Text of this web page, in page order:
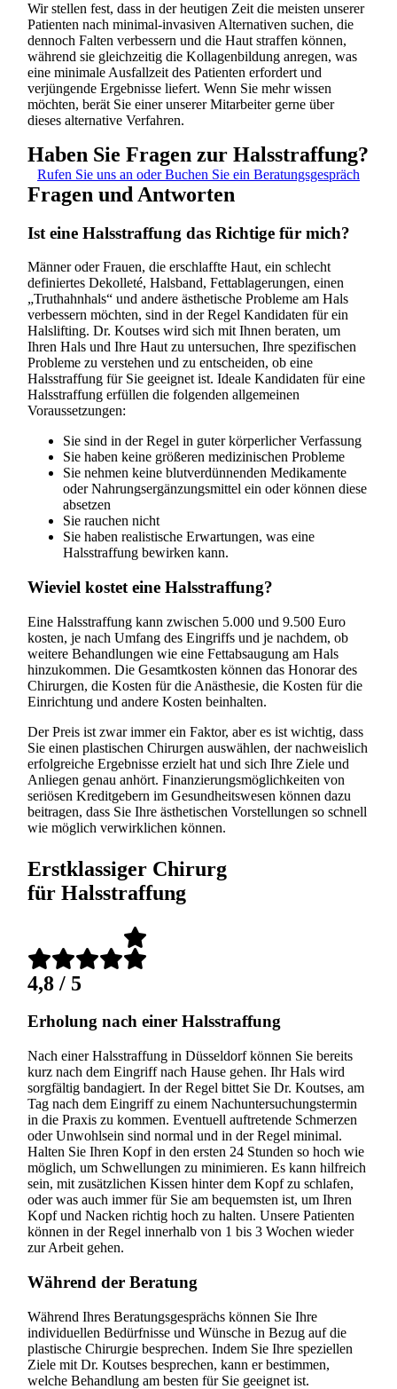
Wir stellen fest, dass in der heutigen Zeit die meisten unserer
Patienten nach minimal-invasiven Alternativen suchen, die
dennoch Falten verbessern und die Haut straffen können,
während sie gleichzeitig die Kollagenbildung anregen, was
eine minimale Ausfallzeit des Patienten erfordert und
verjüngende Ergebnisse liefert. Wenn Sie mehr wissen
möchten, berät Sie einer unserer Mitarbeiter gerne über
dieses alternative Verfahren.
Haben Sie Fragen zur Halsstraffung?
Rufen Sie uns an oder Buchen Sie ein Beratungsgespräch
Fragen und Antworten
Ist eine Halsstraffung das Richtige für mich?
Männer oder Frauen, die erschlaffte Haut, ein schlecht
definiertes Dekolleté, Halsband, Fettablagerungen, einen
„Truthahnhals“ und andere ästhetische Probleme am Hals
verbessern möchten, sind in der Regel Kandidaten für ein
Halslifting. Dr. Koutses wird sich mit Ihnen beraten, um
Ihren Hals und Ihre Haut zu untersuchen, Ihre spezifischen
Probleme zu verstehen und zu entscheiden, ob eine
Halsstraffung für Sie geeignet ist. Ideale Kandidaten für eine
Halsstraffung erfüllen die folgenden allgemeinen
Voraussetzungen:
Sie sind in der Regel in guter körperlicher Verfassung
Sie haben keine größeren medizinischen Probleme
Sie nehmen keine blutverdünnenden Medikamente
oder Nahrungsergänzungsmittel ein oder können diese
absetzen
Sie rauchen nicht
Sie haben realistische Erwartungen, was eine
Halsstraffung bewirken kann.
Wieviel kostet eine Halsstraffung?
Eine Halsstraffung kann zwischen 5.000 und 9.500 Euro
kosten, je nach Umfang des Eingriffs und je nachdem, ob
weitere Behandlungen wie eine Fettabsaugung am Hals
hinzukommen. Die Gesamtkosten können das Honorar des
Chirurgen, die Kosten für die Anästhesie, die Kosten für die
Einrichtung und andere Kosten beinhalten.
Der Preis ist zwar immer ein Faktor, aber es ist wichtig, dass
Sie einen plastischen Chirurgen auswählen, der nachweislich
erfolgreiche Ergebnisse erzielt hat und sich Ihre Ziele und
Anliegen genau anhört. Finanzierungsmöglichkeiten von
seriösen Kreditgebern im Gesundheitswesen können dazu
beitragen, dass Sie Ihre ästhetischen Vorstellungen so schnell
wie möglich verwirklichen können.
Erstklassiger Chirurg
für Halsstraffung
4,8/ 5
Erholung nach einer Halsstraffung
Nach einer Halsstraffung in Düsseldorf können Sie bereits
kurz nach dem Eingriff nach Hause gehen. Ihr Hals wird
sorgfältig bandagiert. In der Regel bittet Sie Dr. Koutses, am
Tag nach dem Eingriff zu einem Nachuntersuchungstermin
in die Praxis zu kommen. Eventuell auftretende Schmerzen
oder Unwohlsein sind normal und in der Regel minimal.
Halten Sie Ihren Kopf in den ersten 24 Stunden so hoch wie
möglich, um Schwellungen zu minimieren. Es kann hilfreich
sein, mit zusätzlichen Kissen hinter dem Kopf zu schlafen,
oder was auch immer für Sie am bequemsten ist, um Ihren
Kopf und Nacken richtig hoch zu halten. Unsere Patienten
können in der Regel innerhalb von 1 bis 3 Wochen wieder
zur Arbeit gehen.
Während der Beratung
Während Ihres Beratungsgesprächs können Sie Ihre
individuellen Bedürfnisse und Wünsche in Bezug auf die
plastische Chirurgie besprechen. Indem Sie Ihre speziellen
Ziele mit Dr. Koutses besprechen, kann er bestimmen,
welche Behandlung am besten für Sie geeignet ist.